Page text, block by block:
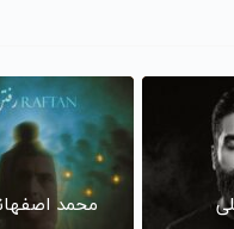
محمد